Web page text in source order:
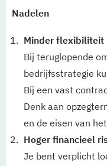
Nadelen
Minder flexibiliteit
Bij teruglopende
bedrijfsstrategie
Bij een vast
Denk aan
en de eisen van
Hoger financieel
Je bent verplicht